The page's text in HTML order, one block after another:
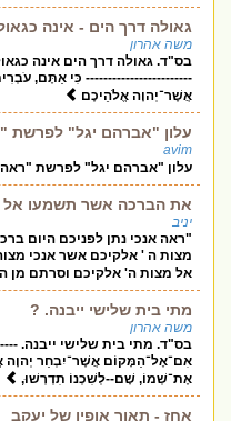
גאולה דרך הים - אינה
משה אהרון
בס"ד. גאולה דרך הים אינה
------------------------ כִּי אַתֶּם,
אֲשֶׁר־יְהוָה אֱלֹהֵיכֶם
עלון "אברהם יגל" לפרשת
avim
עלון "אברהם יגל" לפרשת
את הברכה אשר תשמעו אל
יניב
"ראה אנכי נתן לפניכם היום
מצות ה ' אלקיכם אשר אנכי
אל מצות ה' אלקיכם וסרתם מן
מתי בית שלישי ייבנה. ?
משה אהרון
בס"ד. מתי בית שלישי ייבנה.
אִם־אֶל־הַמָּקוֹם אֲשֶׁר־יִבְחַר
אֶת־שְׁמוֹ, שָׁם--לְשִׁכְנוֹ תִדְרְשׁוּ,
אחז - תאור אופיו של יעקב